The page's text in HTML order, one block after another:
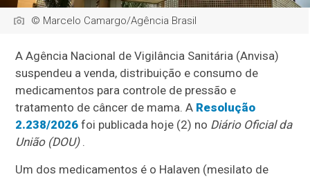
© Marcelo Camargo/Agência Brasil
A Agência Nacional de Vigilância Sanitária (Anvisa)
suspendeu a venda, distribuição e consumo de
medicamentos para controle de pressão e
tratamento de câncer de mama. A Resolução
2.238/2026 foi publicada hoje (2) no Diário Oficial da
União (DOU).
Um dos medicamentos é o Halaven (mesilato de